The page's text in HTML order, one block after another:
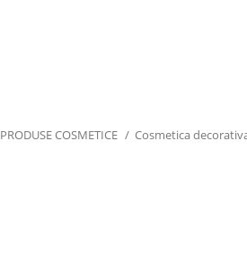
PRODUSE COSMETICE Cosmetica